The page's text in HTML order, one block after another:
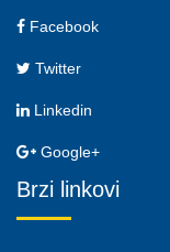
Facebook
Twitter
Linkedin
Google+
Brzi linkovi